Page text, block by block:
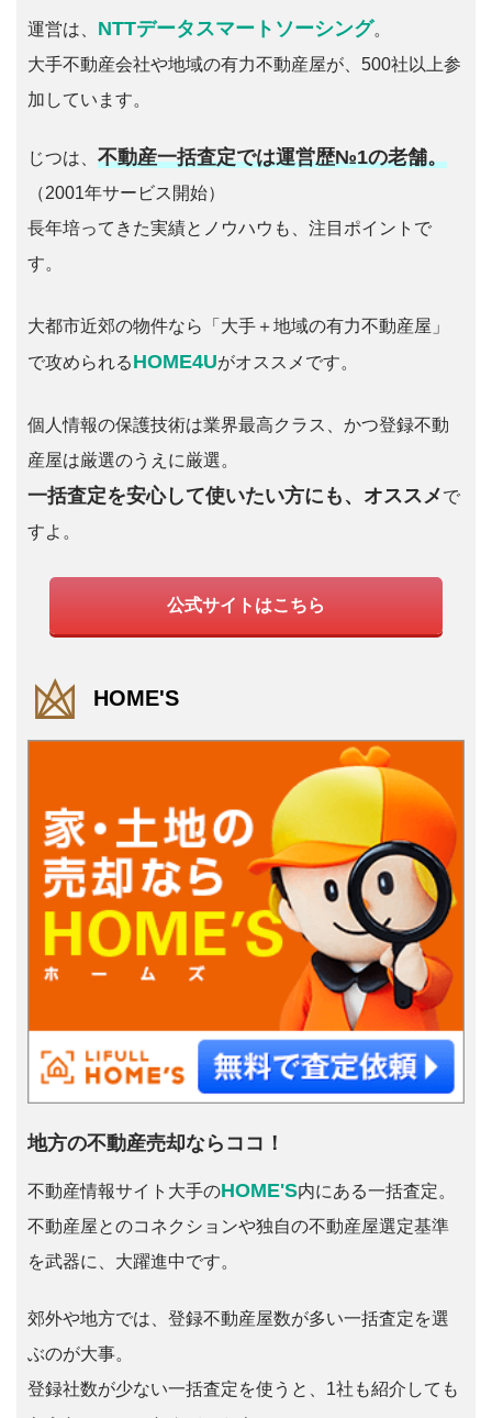
運営は、 NTTデータスマートソーシング。
大手不動産会社や地域の有力不動産屋が、500社以上参
加しています。
じつは、 不動産一括査定では運営歴№1の老舗。
（2001年サービス開始）
長年培ってきた実績とノウハウも、注目ポイントで
す。
大都市近郊の物件なら「大手＋地域の有力不動産屋」
で攻められるHOME4Uがオススメです。
個人情報の保護技術は業界最高クラス、かつ登録不動
産屋は厳選のうえに厳選。
一括査定を安心して使いたい方にも、オススメで
すよ。
公式サイトはこちら
HOME'S
地方の不動産売却ならココ！
不動産情報サイト大手のHOME'S内にある一括査定。
不動産屋とのコネクションや独自の不動産屋選定基準
を武器に、大躍進中です。
郊外や地方では、登録不動産屋数が多い一括査定を選
ぶのが大事。
登録社数が少ない一括査定を使うと、1社も紹介しても